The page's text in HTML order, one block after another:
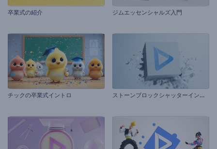
卒業式の紹介 ジムエッセンシャルズ入門
チックの卒業式イントロ ス
トーンブロックシャッターイントロ